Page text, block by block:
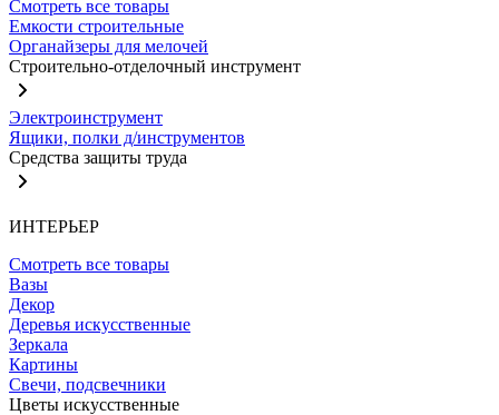
Смотреть все товары
Емкости строительные
Органайзеры для мелочей
Строительно-отделочный инструмент
Электроинструмент
Ящики, полки д/инструментов
Средства защиты труда
ИНТЕРЬЕР
Смотреть все товары
Вазы
Декор
Деревья искусственные
Зеркала
Картины
Свечи, подсвечники
Цветы искусственные